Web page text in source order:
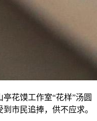
花馍工作室“花样”汤圆
市民追捧，供不应求。